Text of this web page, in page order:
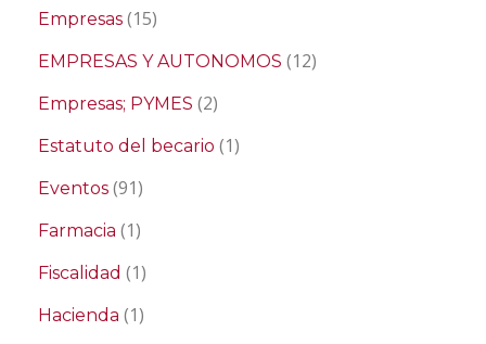
Empresas (15)
EMPRESAS Y AUTONOMOS (12)
Empresas; PYMES (2)
Estatuto del becario (1)
Eventos (91)
Farmacia (1)
Fiscalidad (1)
Hacienda (1)